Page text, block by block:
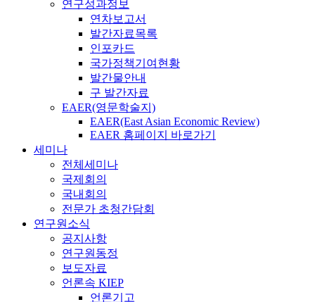
연구성과정보
연차보고서
발간자료목록
인포카드
국가정책기여현황
발간물안내
구 발간자료
EAER(영문학술지)
EAER(East Asian Economic Review)
EAER 홈페이지 바로가기
세미나
전체세미나
국제회의
국내회의
전문가 초청간담회
연구원소식
공지사항
연구원동정
보도자료
언론속 KIEP
언론기고